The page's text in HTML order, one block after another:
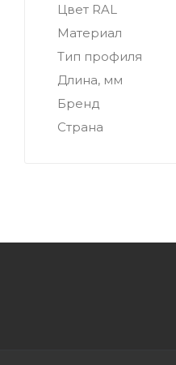
Цвет RAL
Материал
Тип профиля
Длина, мм
Бренд
Страна